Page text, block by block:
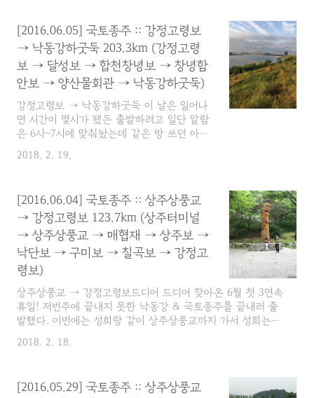
리는 완전 레알 제대로 개판이었다. 이럴 줄
알았다면 부산에서 하룻밤 묵고 인증까지 받
고 오는건데... 후회가 막심하다. 어쨌든 이번
에 처리했던 일은 두가지다. 1. 인증도장 옮기
기 (이 경우 수첩을 새로 구매해야 하며 기존
수첩은 폐기해야 한다.) 2. 인증요청 사실 굳
이 1번을 요청한 이유는 내 수첩을 엄니가 세
탁기에 돌려버려서... 좀 너덜너덜하기도 하고
데.....
[2016.06.05] 국토종주 :: 강정고령보
→ 낙동강하굿둑 203.3km (강정고령
보 → 달성보 → 합천창녕보 → 창녕함
안보 → 양산물회관 → 낙동강하굿둑)
강정고령보 → 낙동강하굿둑 이 날은 일어나
면 시간이 몇시가 됐든 출발하려고 일단 알람
은 6시~7시에 맞춰놨는데 같은 방 쓰던 아저
어난 김에 출발해야겠다 하고 일어나서 라면
나가자마자 학생도 빨리 앉아서 먹으라고~~
아침밥도 감사히 얻어먹고 기분 좋은 출발이
될 것 같았다. 이 날 종료 시간을 보니 더 늦
게 일어났다면 정말 큰일날 뻔 했다. 깨워주
시고 밥도 주시고 감사합니다~ 헤헤~ 총 나
까지 다섯명이서 같은 집에서 잤는데(방은 2
개) 세분은 일행이셨고 한분은 나처럼 혼자
오신 분! 이 세분 중에 한분은 부상으로 복귀
하시고 나머지 두분만 출발하시고 혼자 오신
2018. 2. 19.
[2016.06.04] 국토종주 :: 상주상풍교
→ 강정고령보 123.7km (상주터미널
→ 상주상풍교 → 매협재 → 상주보 →
낙단보 → 구미보 → 칠곡보 → 강정고
령보)
상주상풍교 → 강정고령보드디어 드디어 찾아온 6월 첫 3연속
휴일! 저번주에 끝내지 못한 낙동강 & 국토종주를 끝내러 출
발했다. 이번에는 성희랑 같이 상주상풍교까지 가서 성희는
자서 그 먼 곳을 달리겠다던 성희가 너무너무 기특했다. 저번
울터미널에서 7시 버스를 타고 상주터미널로 출발!! 이 날 동
서울터미널에서 먹은 김밥 반줄과 우동 면발 몇개가 나의 식사
2018. 2. 18.
[2016.05.29] 국토종주 :: 상주상풍교